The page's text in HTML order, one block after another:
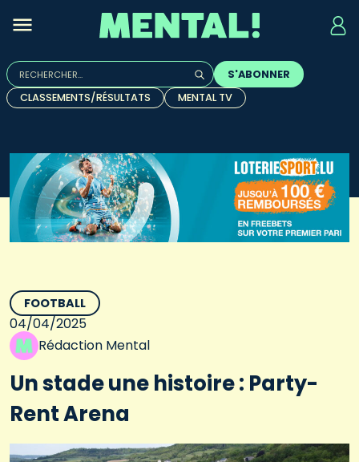
Rechercher :
Quand les résultats de l'auto-complétion sont
S'ABONNER
CLASSEMENTS/RÉSULTATS
MENTAL TV
FOOTBALL
04/04/2025
Rédaction Mental
Un stade une histoire : Party-
Rent Arena